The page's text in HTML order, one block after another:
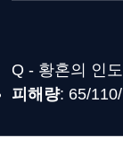
Q - 황혼의 인
피해량: 65/